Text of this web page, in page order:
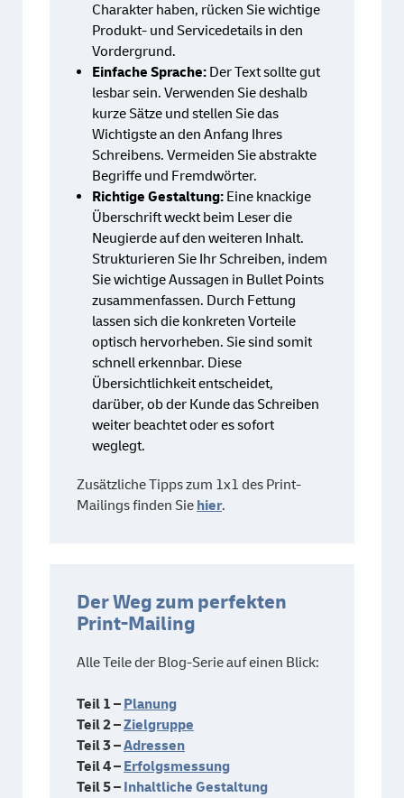
Charakter haben, rücken Sie wichtige
Produkt- und Servicedetails in den
Vordergrund.
Einfache Sprache: Der Text sollte gut
lesbar sein. Verwenden Sie deshalb
kurze Sätze und stellen Sie das
Wichtigste an den Anfang Ihres
Schreibens. Vermeiden Sie abstrakte
Begriffe und Fremdwörter.
Richtige Gestaltung: Eine knackige
Überschrift weckt beim Leser die
Neugierde auf den weiteren Inhalt.
Strukturieren Sie Ihr Schreiben, indem
Sie wichtige Aussagen in Bullet Points
zusammenfassen. Durch Fettung
lassen sich die konkreten Vorteile
optisch hervorheben. Sie sind somit
schnell erkennbar. Diese
Übersichtlichkeit entscheidet,
darüber, ob der Kunde das Schreiben
weiter beachtet oder es sofort
weglegt.
Zusätzliche Tipps zum 1x1 des Print-
Mailings finden Sie hier.
Der Weg zum perfekten
Print-Mailing
Alle Teile der Blog-Serie auf einen Blick:
Teil 1 – Planung
Teil 2 –Zielgruppe
Teil 3 –Adressen
Teil 4 – Erfolgsmessung
Teil 5 – Inhaltliche Gestaltung